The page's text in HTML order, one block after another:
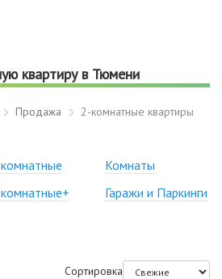
квартиру в Тюмени
Продажа 2-комнатные квартиры
Комнаты
Гаражи и Паркинги
Сортировка